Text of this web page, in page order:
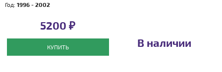
Год: 1996 - 2002
5200 ₽
КУПИТЬ В наличии